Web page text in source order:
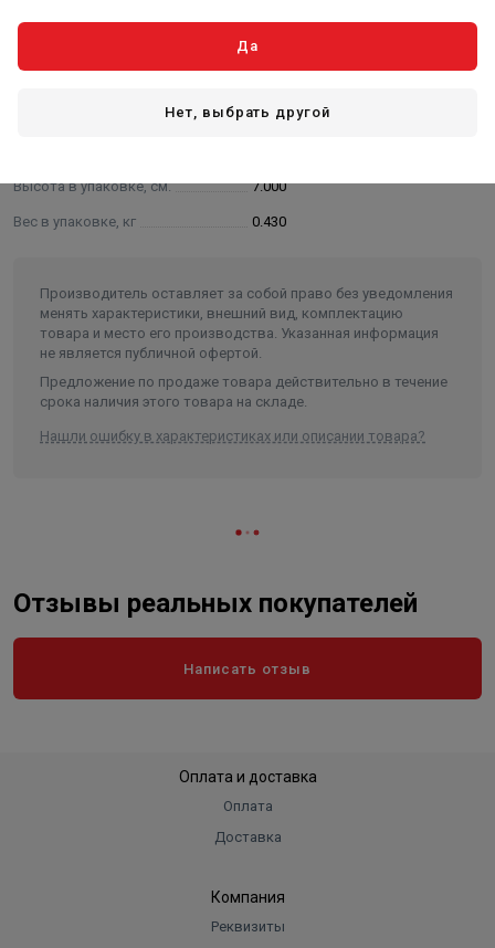
Характеристики
19.000
Высота в упаковке, см. 7.000
Вес в упаковке, кг 0.430
Производитель оставляет за собой право без уведомления
менять характеристики, внешний вид, комплектацию
товара и место его производства. Указанная информация
не является публичной офертой.
Предложение по продаже товара действительно в течение
срока наличия этого товара на складе.
Нашли ошибку в характеристиках или описании товара?
Отзывы реальных покупателей
Написать отзыв
Оплата и доставка
Оплата
Доставка
Компания
Реквизиты
Да
Нет, выбрать другой